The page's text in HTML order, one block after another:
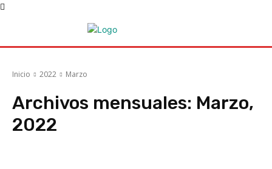
Inicio 2022 Marzo
Archivos mensuales: Marzo,
2022